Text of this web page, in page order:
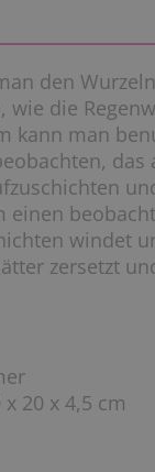
den
wie die
kann man
das
einen
windet
zersetzt
x 20 x 4,5 cm